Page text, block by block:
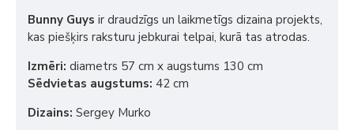
Bunny Guys ir draudzīgs un laikmetīgs dizaina projekts,
kas piešķirs raksturu jebkurai telpai, kurā tas atrodas.
Izmēri: diametrs 57 cm x augstums 130 cm
Sēdvietas augstums: 42 cm
Dizains: Sergey Murko